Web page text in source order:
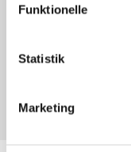
Funktionelle
Statistik
Marketing
Fra